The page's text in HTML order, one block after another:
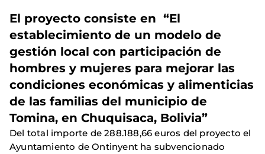
El proyecto consiste en “El
establecimiento de un modelo de
gestión local con participación de
hombres y mujeres para mejorar las
condiciones económicas y alimenticias
de las familias del municipio de
Tomina, en Chuquisaca, Bolivia”
Del total importe de 288.188,66 euros del proyecto el
Ayuntamiento de Ontinyent ha subvencionado